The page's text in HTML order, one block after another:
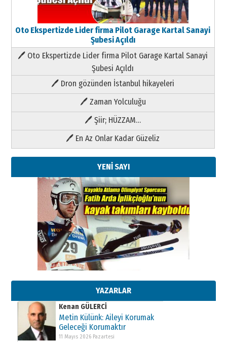
Oto Ekspertizde Lider firma Pilot Garage Kartal Sanayi
Şubesi Açıldı
🖊 Oto Ekspertizde Lider firma Pilot Garage Kartal Sanayi
Şubesi Açıldı
🖊 Dron gözünden İstanbul hikayeleri
🖊 Zaman Yolculuğu
🖊 Şiir; HÜZZAM…
🖊 En Az Onlar Kadar Güzeliz
YENİ SAYI
YAZARLAR
Kenan GÜLERCİ
Metin Külünk: Aileyi Korumak
11 Mayıs 2026 Pazartesi
Kenan GÜLERCİ
Metin Külünk: Aileyi Korumak
Geleceği Korumaktır
11 Mayıs 2026 Pazartesi